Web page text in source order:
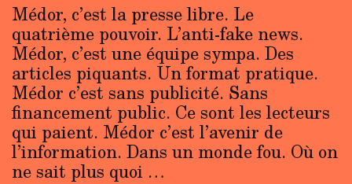
Médor, c’est la presse libre. Le
quatrième pouvoir. L’anti-fake news.
Médor, c’est une équipe sympa. Des
articles piquants. Un format pratique.
Médor c’est sans publicité. Sans
financement public. Ce sont les lecteurs
qui paient. Médor c’est l’avenir de
l’information. Dans un monde fou. Où on
ne sait plus quoi …